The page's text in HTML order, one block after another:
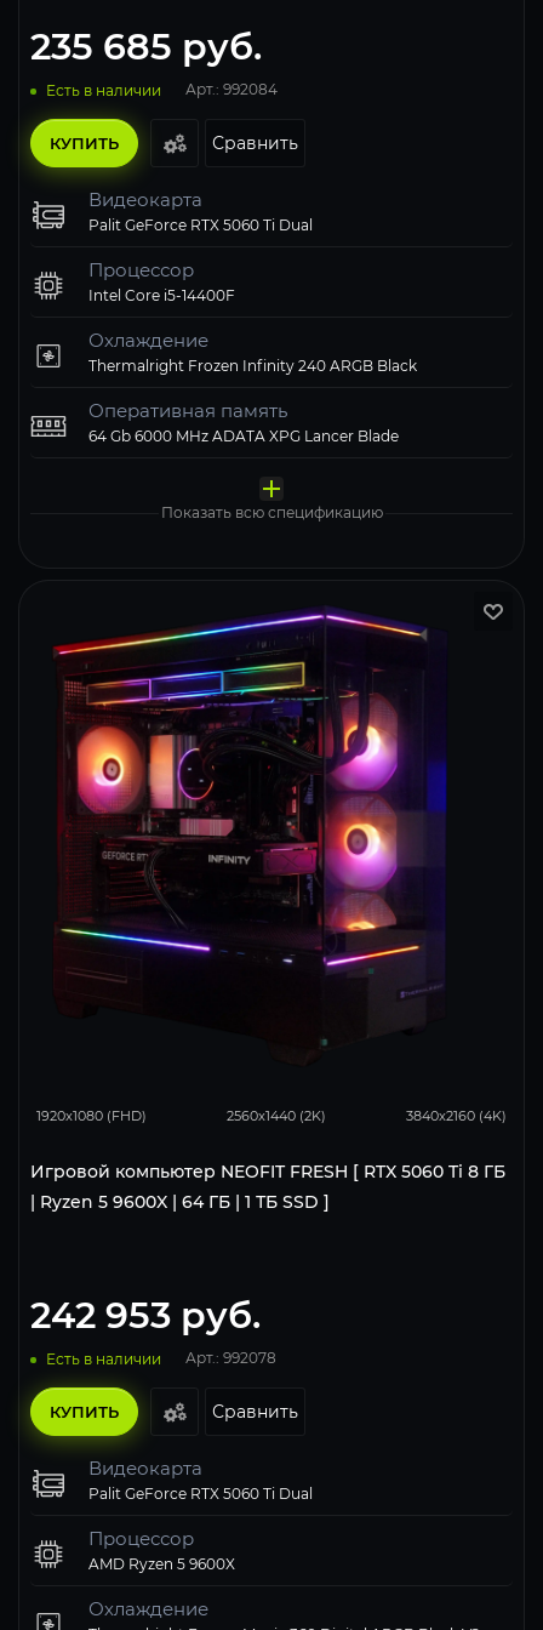
235 685 руб.
Есть в наличии Арт.: 992084
КУПИТЬ Сравнить
Видеокарта
Palit GeForce RTX 5060 Ti Dual
Процессор
Intel Core i5-14400F
Охлаждение
Thermalright Frozen Infinity 240 ARGB Black
Оперативная память
64 Gb 6000 MHz ADATA XPG Lancer Blade
Материнская плата
ADATA XPG 1000 Gb LEGEND 900 PRO
1STPLAYER 750W NGDP GOLD White
Корпус Cougar Airface Flo RGB Black черный
Windows 11 Pro, Free Trial
Показать всю спецификацию
1920x1080 (FHD) 2560x1440 (2K) 3840x2160 (4K)
Игровой компьютер NEOFIT FRESH [ RTX 5060 Ti 8 ГБ
| Ryzen 5 9600X | 64 ГБ | 1 ТБ SSD ]
242 953 руб.
Есть в наличии Арт.: 992078
КУПИТЬ Сравнить
Видеокарта
Palit GeForce RTX 5060 Ti Dual
Процессор
AMD Ryzen 5 9600X
Охлаждение